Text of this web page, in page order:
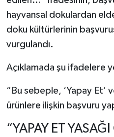
hayvansal dokulardan
doku kültürlerinin
vurgulandı.
Açıklamada şu ifadelere
“Bu sebeple, ‘Yapay Et’
ürünlere ilişkin başvuru
“YAPAY ET